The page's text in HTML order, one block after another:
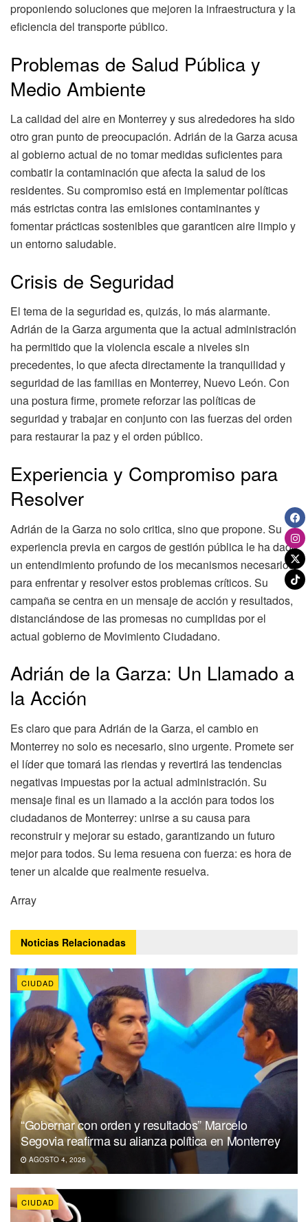
proponiendo soluciones que mejoren la infraestructura y la
eficiencia del transporte público.
Problemas de Salud Pública y
Medio Ambiente
La calidad del aire en Monterrey y sus alrededores ha sido
otro gran punto de preocupación. Adrián de la Garza acusa
al gobierno actual de no tomar medidas suficientes para
combatir la contaminación que afecta la salud de los
residentes. Su compromiso está en implementar políticas
más estrictas contra las emisiones contaminantes y
fomentar prácticas sostenibles que garanticen aire limpio y
un entorno saludable.
Crisis de Seguridad
El tema de la seguridad es, quizás, lo más alarmante.
Adrián de la Garza argumenta que la actual administración
ha permitido que la violencia escale a niveles sin
precedentes, lo que afecta directamente la tranquilidad y
seguridad de las familias en Monterrey, Nuevo León. Con
una postura firme, promete reforzar las políticas de
seguridad y trabajar en conjunto con las fuerzas del orden
para restaurar la paz y el orden público.
Experiencia y Compromiso para
Resolver
Adrián de la Garza no solo critica, sino que propone. Su
experiencia previa en cargos de gestión pública le ha dado
un entendimiento profundo de los mecanismos necesarios
para enfrentar y resolver estos problemas críticos. Su
campaña se centra en un mensaje de acción y resultados,
distanciándose de las promesas no cumplidas por el
actual gobierno de Movimiento Ciudadano.
Adrián de la Garza: Un Llamado a
la Acción
Es claro que para Adrián de la Garza, el cambio en
Monterrey no solo es necesario, sino urgente. Promete ser
el líder que tomará las riendas y revertirá las tendencias
negativas impuestas por la actual administración. Su
mensaje final es un llamado a la acción para todos los
ciudadanos de Monterrey: unirse a su causa para
reconstruir y mejorar su estado, garantizando un futuro
mejor para todos. Su lema resuena con fuerza: es hora de
tener un alcalde que realmente resuelva.
Array
Noticias Relacionadas
CIUDAD
“Gobernar con orden y resultados” Marcelo
Segovia reafirma su alianza política en Monterrey
AGOSTO 4, 2026
CIUDAD